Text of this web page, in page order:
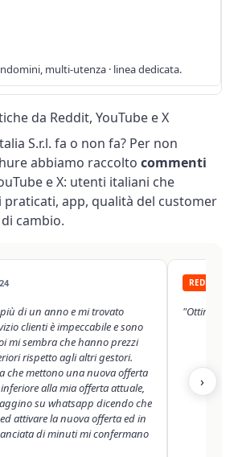
multi-utenza · linea dedicata.
da Reddit, YouTube e X
S.r.l. fa o non fa? Per non
abbiamo raccolto commenti
e X: utenti italiani che
praticati, app, qualità del customer
cambio.
›
di un anno e mi trovato
clienti è impeccabile e sono
mi sembra che hanno prezzi
rispetto agli altri gestori.
che mettono una nuova offerta
alla mia offerta attuale,
su whatsapp dicendo che
attivare la nuova offerta ed in
di minuti mi confermano
REDDIT
"Ottimo